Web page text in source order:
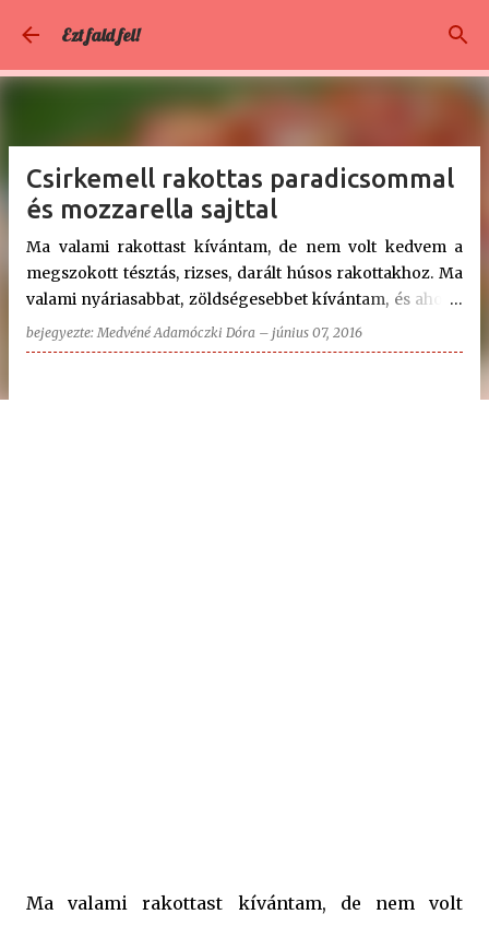
Ezt fald fel!
Csirkemell rakottas paradicsommal
és mozzarella sajttal
Ma valami rakottast kívántam, de nem volt kedvem a
megszokott tésztás, rizses, darált húsos rakottakhoz. Ma
valami nyáriasabbat, zöldségesebbet kívántam, és ahogy
a féltve őrzött, saját kézzel írott - már-már kissé hadviselt
- receptes füzetemet lapozgattam, ezen a recepten akadt
bejegyezte:Medvéné Adamóczki Dóra – június 07, 2016
Ma valami rakottast kívántam, de nem volt